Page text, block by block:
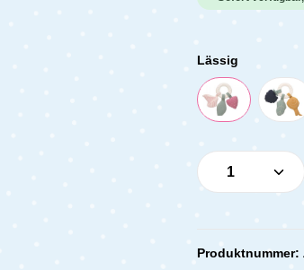
Lässig
Produkt
Produktnummer: